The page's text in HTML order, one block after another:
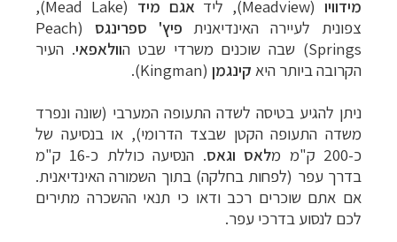
מידוויו (
Meadview), ליד אגם מיד (
Mead Lake
),
צפונית לעיירה האינדיאנית פיץ' ספרינגס (
Peach
Springs) שבה שוכנים משרדי שבט הוולאפאי. העיר
הקרובה ביותר היא קינגמן (
Kingman
).
ניתן להגיע בטיסה לשדה התעופה המערבי (שונה ונפרד
משדה התעופה הקטן שבצד הדרומי), או בנסיעה של
כ-200 ק"מ מ
לאס וגאס
. הנסיעה כוללת כ-16 ק"מ
בדרך עפר (לפחות בחלקה) בתוך השמורה האינדיאנית.
אם אתם שוכרים רכב ודאו כי תנאי ההשכרה מתירים
לכם לנסוע בדרכי עפר.